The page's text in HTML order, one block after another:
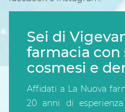
Sei di
farmacia con
cosmesi e
Affidati a La Nuova
20 anni di